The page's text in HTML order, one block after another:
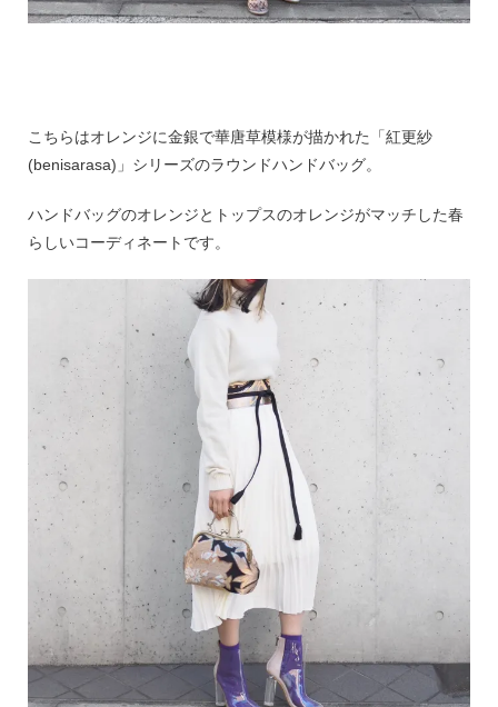
こちらはオレンジに金銀で華唐草模様が描かれた「紅更紗
(benisarasa)」シリーズのラウンドハンドバッグ。
ハンドバッグのオレンジとトップスのオレンジがマッチした春
らしいコーディネートです。